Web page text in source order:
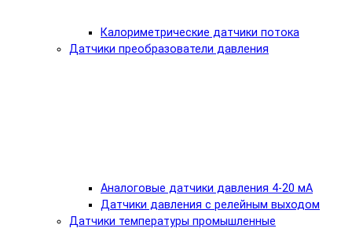
Калориметрические датчики потока
Датчики преобразователи давления
Аналоговые датчики давления 4-20 мА
Датчики давления с релейным выходом
Датчики температуры промышленные